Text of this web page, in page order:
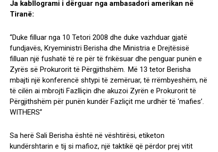
Ja kabllogrami i dërguar nga ambasadori amerikan në
Tiranë:
“Duke filluar nga 10 Tetori 2008 dhe duke vazhduar gjatë
fundjavës, Kryeministri Berisha dhe Ministria e Drejtësisë
filluan një fushatë të re për të frikësuar dhe penguar punën e
Zyrës së Prokurorit të Përgjithshëm. Më 13 tetor Berisha
mbajti një konferencë shtypi të zemëruar, të rrëmbyeshëm, në
të cilën ai mbrojti Fazlliçin dhe akuzoi Zyrën e Prokurorit të
Përgjithshëm për punën kundër Fazliçit me urdhër të ‘mafies’.
WITHERS”
Sa herë Sali Berisha është në vështirësi, etiketon
kundërshtarin e tij si mafioz, një taktikë që përdor prej vitit